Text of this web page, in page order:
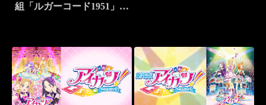
組「ルガーコード1951」 -